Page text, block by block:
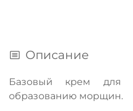
Описание
Базовый крем для
образованию морщин.